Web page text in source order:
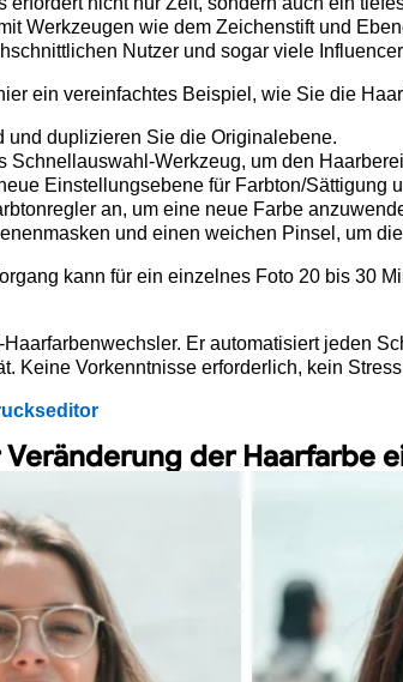
Werkzeugen wie dem Zeichenstift und
Nutzer und sogar viele
ein vereinfachtes Beispiel, wie Sie die
und duplizieren Sie die Originalebene.
Schnellauswahl-Werkzeug, um den
Einstellungsebene für Farbton/Sättigung
an, um eine neue Farbe
und einen weichen Pinsel, um
kann für ein einzelnes Foto 20 bis 30
Er automatisiert jeden
Keine Vorkenntnisse erforderlich, kein
Veränderung der Haarfarbe